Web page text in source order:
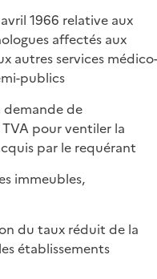
1966 relative aux
affectés aux
autres services médico-
publics
demande de
pour ventiler la
par le requérant
immeubles,
du taux réduit de la
établissements